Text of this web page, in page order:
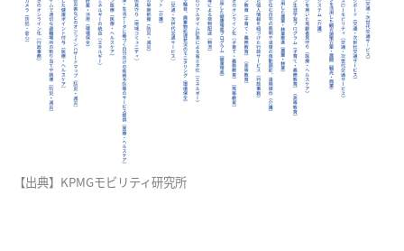
【出典】KPMGモビリティ研究所